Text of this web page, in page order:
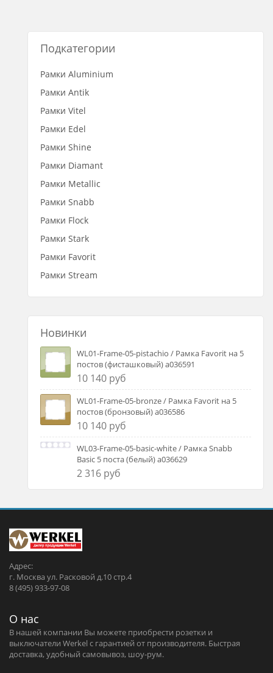
Подкатегории
Рамки Aluminium
Рамки Antik
Рамки Vitel
Рамки Edel
Рамки Shine
Рамки Diamant
Рамки Metallic
Рамки Snabb
Рамки Flock
Рамки Stark
Рамки Favorit
Рамки Stream
Новинки
WL01-Frame-05-pistachio / Рамка Favorit на 5
постов (фисташковый) a036591
10 140 руб
WL01-Frame-05-bronze / Рамка Favorit на 5
постов (бронзовый) a036586
10 140 руб
WL03-Frame-05-basic-white / Рамка Snabb
Basic 5 поста (белый) a036629
2 316 руб
Адрес:
г. Москва ул. Расковой д.10 стр.4
8 (495) 933-97-08
О нас
В нашей компании Вы можете приобрести розетки и
выключатели Werkel c гарантией от производителя. Быстрая
доставка, удобный самовывоз, шоу-рум.